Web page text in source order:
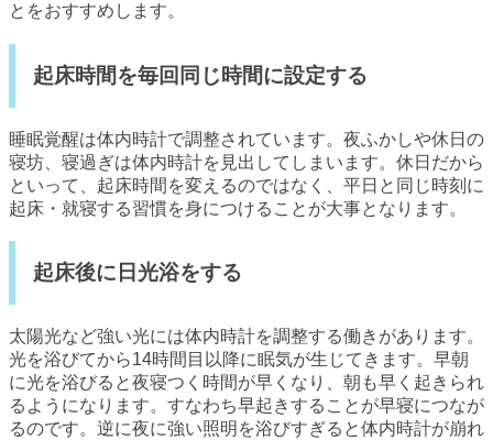
とをおすすめします。
起床時間を毎回同じ時間に設定する
睡眠覚醒は体内時計で調整されています。夜ふかしや休日の
寝坊、寝過ぎは体内時計を見出してしまいます。休日だから
といって、起床時間を変えるのではなく、平日と同じ時刻に
起床・就寝する習慣を身につけることが大事となります。
起床後に日光浴をする
太陽光など強い光には体内時計を調整する働きがあります。
光を浴びてから14時間目以降に眠気が生じてきます。早朝
に光を浴びると夜寝つく時間が早くなり、朝も早く起きられ
るようになります。すなわち早起きすることが早寝につなが
るのです。逆に夜に強い照明を浴びすぎると体内時計が崩れ